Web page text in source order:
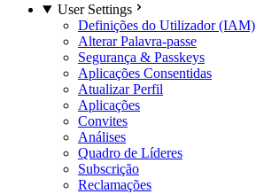
User Settings
Definições do Utilizador (IAM)
Alterar Palavra-passe
Segurança & Passkeys
Aplicações Consentidas
Atualizar Perfil
Aplicações
Convites
Análises
Quadro de Líderes
Subscrição
Reclamações